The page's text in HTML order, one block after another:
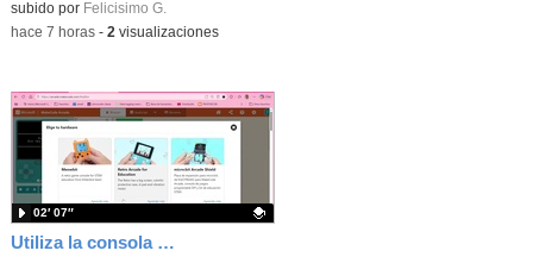
Contenido educativo.
subido por Felicisimo G.
-hace 7 horas- 2 visualizaciones
Utiliza la consola Mewbit de Kittenbot para llevar tus juegos arcade de MakeCode a tu mano
02′ 07″